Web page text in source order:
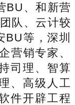
BU、和新营
队、云计较
等，深圳
营销专家、
司理、智算
、高级人工
件开辟工程